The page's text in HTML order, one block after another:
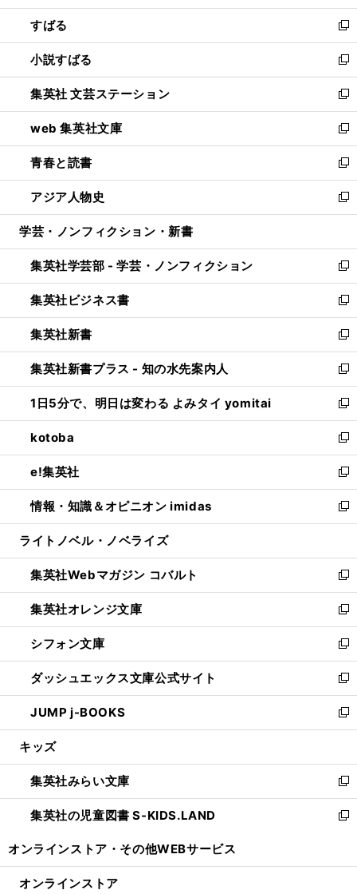
開
く
ウ
で
開
く
ン
ド
ウ
で
開
く
すばる
新
し
い
ウ
ィ
ン
ド
ウ
で
開
く
小説すばる
新
し
い
ウ
ィ
ン
ド
ウ
で
開
集英社 文芸ステーション
新
し
い
ウ
ィ
ン
ド
ウ
開
く
web 集英社文庫
新
し
い
ウ
ィ
ン
ウ
で
開
く
青春と読書
新
し
い
ウ
ン
ド
ウ
で
開
く
アジア人物史
新
し
ウ
ィ
ン
ド
ウ
で
開
く
学芸・ノンフィクション・新書
集英社学芸部 - 学芸・ノンフィクション
新
し
い
ウ
ィ
ン
ド
ウ
で
開
く
集英社ビジネス書
新
し
い
ウ
ィ
ン
ド
ウ
で
開
く
集英社新書
新
し
い
ウ
ィ
ン
ド
ウ
で
開
く
集英社新書プラス - 知の水先案内人
新
し
い
ウ
ィ
ン
ド
ウ
で
開
1日5分で、明日は変わる よみタイ yomitai
新
し
い
ウ
ィ
ン
ド
ウ
開
く
kotoba
新
し
い
ウ
ィ
ン
ウ
で
開
く
e!集英社
新
し
い
ウ
ン
ド
ウ
で
開
く
情報・知識＆オピニオン imidas
新
し
ウ
ィ
ン
ド
ウ
で
開
く
ライトノベル・ノベライズ
集英社Webマガジン コバルト
新
し
い
ウ
ィ
ン
ド
ウ
で
開
集英社オレンジ文庫
新
し
い
ウ
ィ
ン
ド
ウ
開
く
シフォン文庫
新
し
い
ウ
ィ
ン
ウ
で
開
く
ダッシュエックス文庫公式サイト
新
し
い
ウ
ン
ド
ウ
で
JUMP j-BOOKS
新
し
ウ
ィ
ン
ド
開
キッズ
集英社みらい文庫
新
し
い
ン
集英社の児童図書 S-KIDS.LAND
新
ウ
オンラインストア・ その他WEBサービス
オンラインストア